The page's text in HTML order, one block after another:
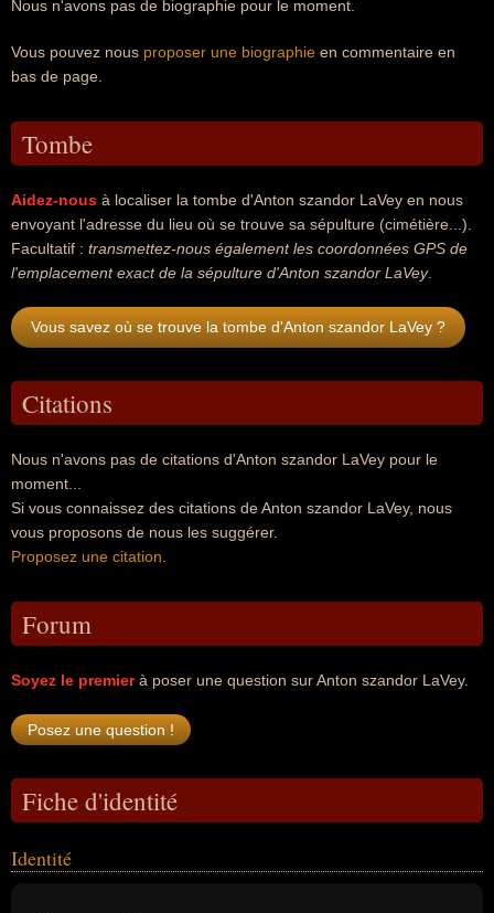
Nous n'avons pas de biographie pour le moment.
Vous pouvez nous proposer une biographie en commentaire en
bas de page.
Tombe
Aidez-nous à localiser la tombe d'Anton szandor LaVey en nous
envoyant l'adresse du lieu où se trouve sa sépulture (cimétière...).
Facultatif : transmettez-nous également les coordonnées GPS de
l'emplacement exact de la sépulture d'Anton szandor LaVey.
Vous savez où se trouve la tombe d'Anton szandor LaVey ?
Citations
Nous n'avons pas de citations d'Anton szandor LaVey pour le
moment...
Si vous connaissez des citations de Anton szandor LaVey, nous
vous proposons de nous les suggérer.
Proposez une citation
Forum
Soyez le premierà poser une question sur Anton szandor LaVey.
Fiche d'identité
Identité